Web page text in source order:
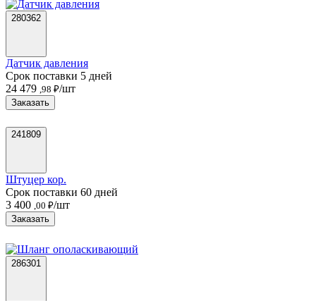
280362
Датчик давления
Срок поставки 5 дней
24 479 ,98 ₽/шт
Заказать
241809
Штуцер кор.
Срок поставки 60 дней
3 400 ,00 ₽/шт
Заказать
286301